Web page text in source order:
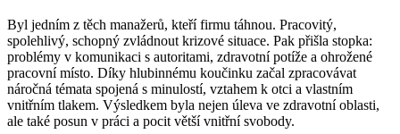
Byl jedním z těch manažerů, kteří firmu táhnou. Pracovitý,
spolehlivý, schopný zvládnout krizové situace. Pak přišla stopka:
problémy v komunikaci s autoritami, zdravotní potíže a ohrožené
pracovní místo. Díky hlubinnému koučinku začal zpracovávat
náročná témata spojená s minulostí, vztahem k otci a vlastním
vnitřním tlakem. Výsledkem byla nejen úleva ve zdravotní oblasti,
ale také posun v práci a pocit větší vnitřní svobody.